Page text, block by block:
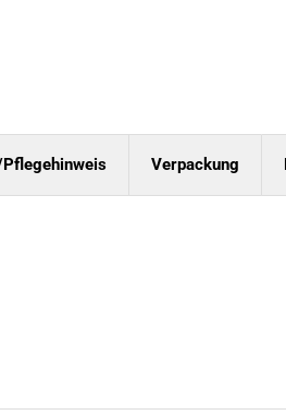
Verpackung